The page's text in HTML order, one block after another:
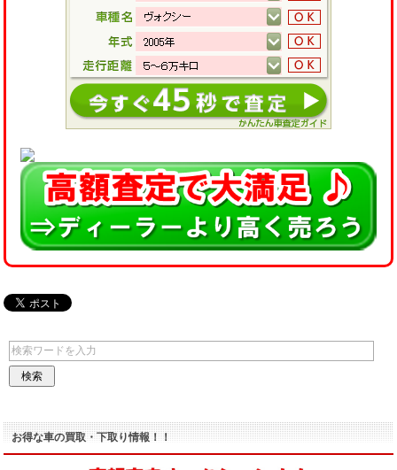
お得な車の買取・下取り情報！！